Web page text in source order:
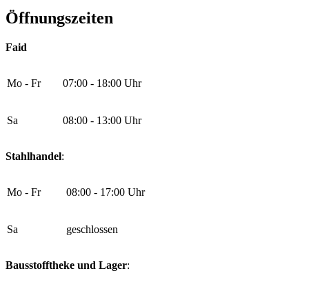
Öffnungszeiten
Faid
Mo - Fr 07:00 - 18:00 Uhr
Sa 08:00 - 13:00 Uhr
Stahlhandel:
Mo - Fr 08:00 - 17:00 Uhr
Sa geschlossen
Bausstofftheke und Lager: